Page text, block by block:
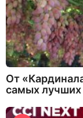
От
самых лучших